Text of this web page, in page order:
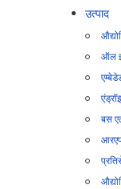
उत्पाद
ऑल
बस